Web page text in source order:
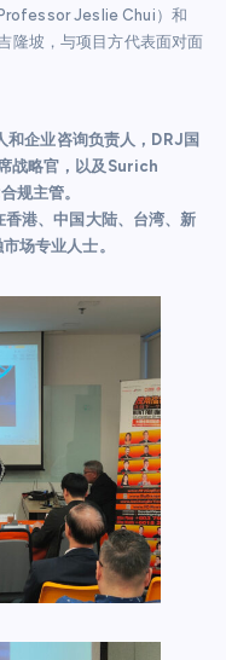
Jeslie Chui）和
隆坡，与项目方代表面对面
和企业咨询负责人，DRJ国
战略官，以及Surich
规主管。
港、中国大陆、台湾、新
场专业人士。